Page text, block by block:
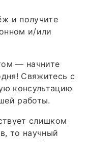
и получите
и/или
— начните
Свяжитесь с
консультацию
работы.
слишком
то научный